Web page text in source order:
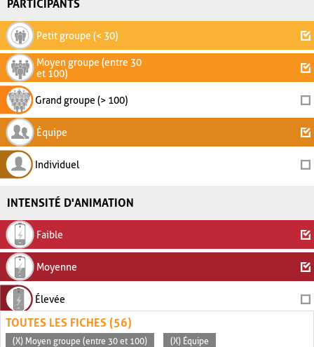
PARTICIPANTS
Petit groupe (< 30)
Moyen groupe (entre 30
et 100)
Grand groupe (> 100)
Équipe
Individuel
INTENSITÉ D'ANIMATION
Faible
Moyenne
Élevée
TOUTES LES FICHES (56)
(X) Moyen groupe (entre 30 et 100) (X) Équipe